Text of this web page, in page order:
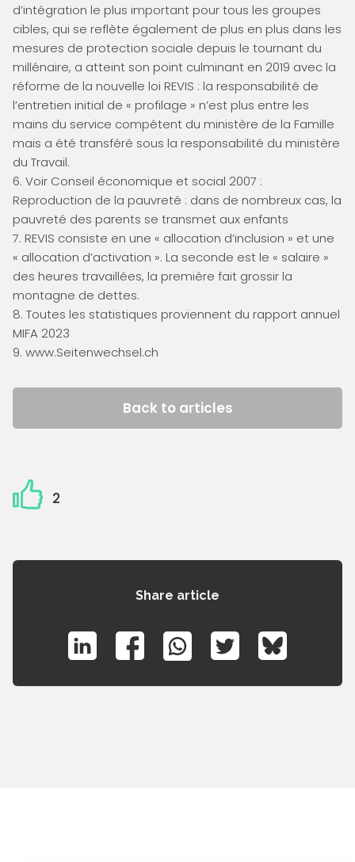
d’intégration le plus important pour tous les groupes
cibles, qui se reflète également de plus en plus dans les
mesures de protection sociale depuis le tournant du
millénaire, a atteint son point culminant en 2019 avec la
réforme de la nouvelle loi REVIS : la responsabilité de
l’entretien initial de « profilage » n’est plus entre les
mains du service compétent du ministère de la Famille
mais a été transféré sous la responsabilité du ministère
du Travail.
6. Voir Conseil économique et social 2007 :
Reproduction de la pauvreté : dans de nombreux cas, la
pauvreté des parents se transmet aux enfants
7. REVIS consiste en une « allocation d’inclusion » et une
« allocation d’activation ». La seconde est le « salaire »
des heures travaillées, la première fait grossir la
montagne de dettes.
8. Toutes les statistiques proviennent du rapport annuel
MIFA 2023
9. www.Seitenwechsel.ch
Back to articles
2
Share article